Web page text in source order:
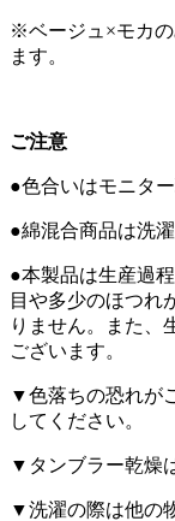
※ベージュ×モカの
ます。
ご注意
●色合いはモニタ
●綿混合商品は洗
●本製品は生産過
目や多少のほつれ
りません。また、
ございます。
▼色落ちの恐れが
してください。
▼タンブラー乾燥
▼洗濯の際は他の